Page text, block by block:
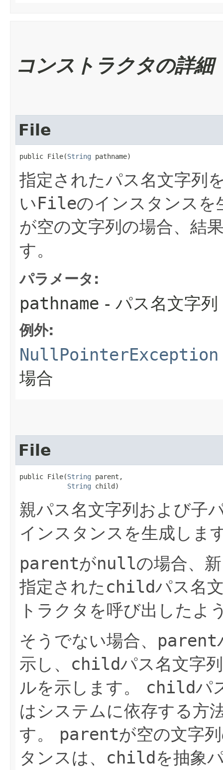
コンストラクタの詳細
File
public File​(String pathname)
指定されたパス名文字列
いFileのインスタンスを
が空の文字列の場合、結
す。
パラメータ:
pathname - パス名文字列
例外:
NullPointerException
場合
File
public File​(String parent,
String child)
親パス名文字列および子
インスタンスを生成しま
parentがnullの場合、
指定された childパス名
トラクタを呼び出したよ
そうでない場合、 parent
示し、 childパス名文字
ルを示します。
childパ
はシステムに依存する方
す。
parentが空の文字
タンスは、 childを抽象